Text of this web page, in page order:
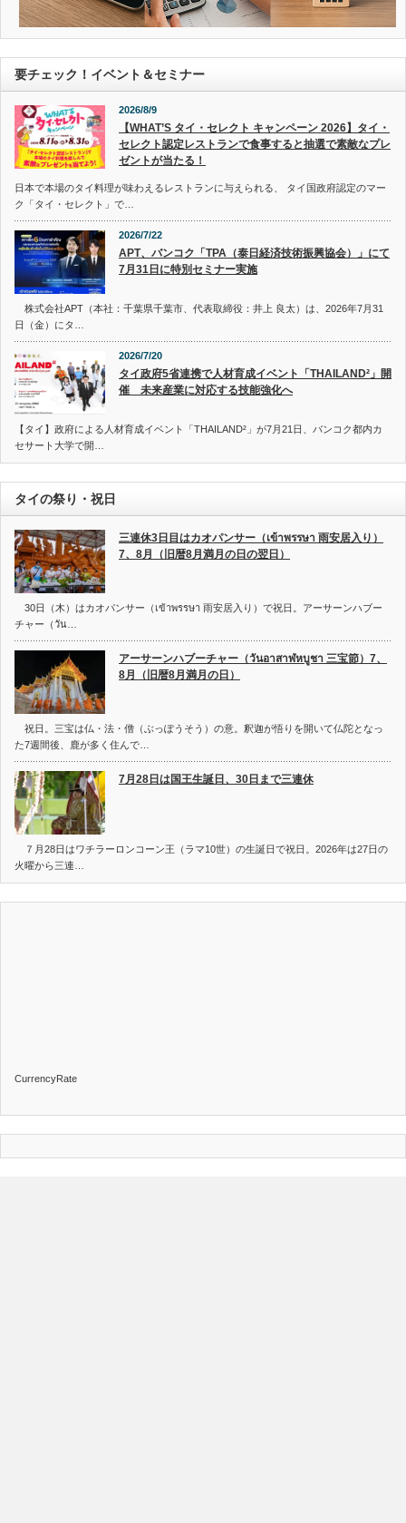
要チェック！イベント＆セミナー
2026/8/9
【WHAT’S タイ・セレクト キャンペーン 2026】タイ・
セレクト認定レストランで食事すると抽選で素敵なプレ
ゼントが当たる！
日本で本場のタイ料理が味わえるレストランに与えられる、 タイ国政府認定のマー
ク「タイ・セレクト」で…
2026/7/22
APT、バンコク「TPA（泰日経済技術振興協会）」にて
7月31日に特別セミナー実施
株式会社APT（本社：千葉県千葉市、代表取締役：井上 良太）は、2026年7月31
日（金）にタ…
2026/7/20
タイ政府5省連携で人材育成イベント「THAILAND²」開
催 未来産業に対応する技能強化へ
【タイ】政府による人材育成イベント「THAILAND²」が7月21日、バンコク都内カ
セサート大学で開…
タイの祭り・祝日
三連休3日目はカオパンサー（เข้าพรรษา 雨安居入り）
7、8月（旧暦8月満月の日の翌日）
30日（木）はカオパンサー（เข้าพรรษา 雨安居入り）で祝日。アーサーンハブー
チャー（วัน…
アーサーンハブーチャー（วันอาสาฬหบูชา 三宝節）7、
8月（旧暦8月満月の日）
祝日。三宝は仏・法・僧（ぶっぽうそう）の意。釈迦が悟りを開いて仏陀となっ
た7週間後、鹿が多く住んで…
7月28日は国王生誕日、30日まで三連休
７月28日はワチラーロンコーン王（ラマ10世）の生誕日で祝日。2026年は27日の
火曜から三連…
CurrencyRate